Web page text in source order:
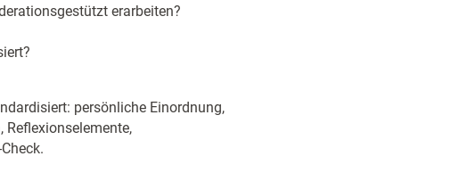
erarbeiten?
persönliche Einordnung,
Reflexionselemente,